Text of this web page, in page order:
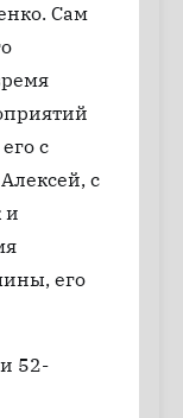
Сам
с
с
и
его
52-